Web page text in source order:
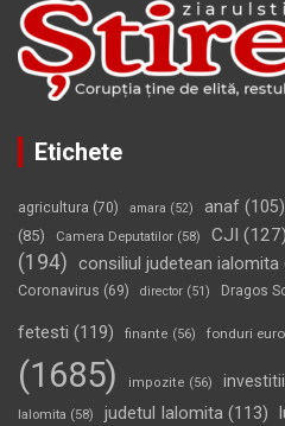
Etichete
agricultura (70) amara (52) anaf (105)
(85)
Camera Deputatilor (58) CJI (127)
(194) consiliul judetean ialomita
Coronavirus (69) director (51) Dragos
fetesti (119) finante (56) fonduri
(1685)
impozite (56) investitii
Ialomita (58) judetul Ialomita (113)